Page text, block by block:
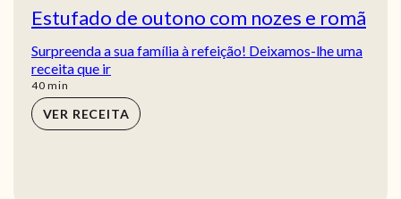
Estufado de outono com nozes e romã
Surpreenda a sua família à refeição! Deixamos-lhe uma
receita que ir
40min
min
VER RECEITA